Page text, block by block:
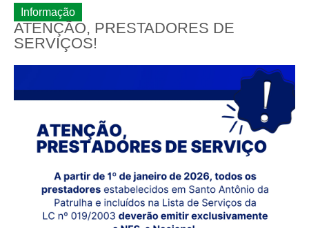
Informação
ATENÇÃO, PRESTADORES DE
SERVIÇOS!